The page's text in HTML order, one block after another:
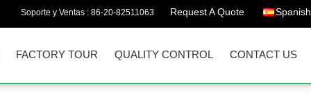
Soporte y Ventas : 86-20-82511063 Request A Quote Spanish
FACTORY TOUR QUALITY CONTROL CONTACT US